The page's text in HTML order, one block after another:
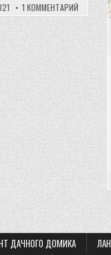
1 КОММЕНТАРИЙК
ЗАПИСИ
КАК
СПАСТИ
РАССАДУ
ОТ
КЛЕЩА
ДАЧНОГО ДОМИКА